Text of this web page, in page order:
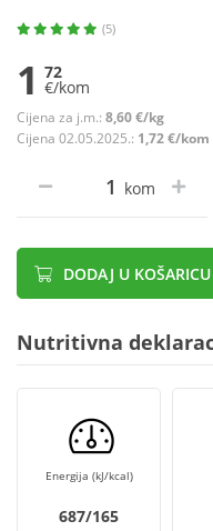
(5)
1 72
€/kom
Cijena za j.m.: 8,60 €/kg
Cijena 02.05.2025.: 1,72 €/kom
kom
DODAJ U KOŠARICU
Nutritivna
Energija (kJ/kcal)
687/165